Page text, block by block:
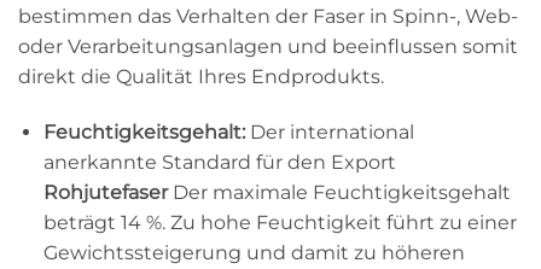
bestimmen das Verhalten der Faser in Spinn-, Web-
oder Verarbeitungsanlagen und beeinflussen somit
direkt die Qualität Ihres Endprodukts.
Feuchtigkeitsgehalt:Der international
anerkannte Standard für den Export
RohjutefaserDer maximale Feuchtigkeitsgehalt
beträgt 14 %. Zu hohe Feuchtigkeit führt zu einer
Gewichtssteigerung und damit zu höheren